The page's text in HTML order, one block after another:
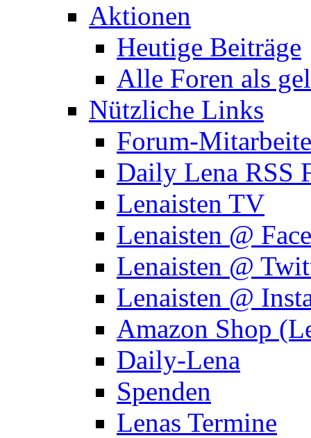
Aktionen
Heutige Beiträge
Alle Foren als
Nützliche Links
Forum-
Daily Lena RSS
Lenaisten TV
Lenaisten @
Lenaisten @
Lenaisten @
Amazon Shop
Daily-Lena
Spenden
Lenas Termine